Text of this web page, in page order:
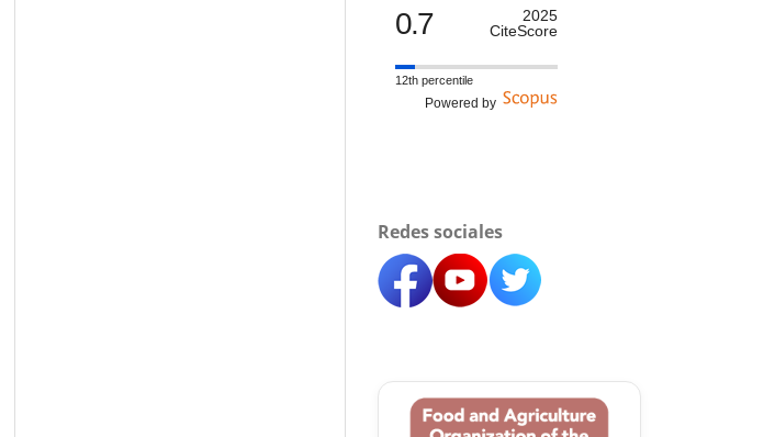
0.7
2025
CiteScore
12th percentile
Powered by
Redes sociales